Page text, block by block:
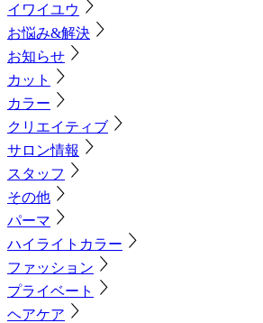
イワイユウ
お悩み&解決
お知らせ
カット
カラー
クリエイティブ
サロン情報
スタッフ
その他
パーマ
ハイライトカラー
ファッション
プライベート
ヘアケア